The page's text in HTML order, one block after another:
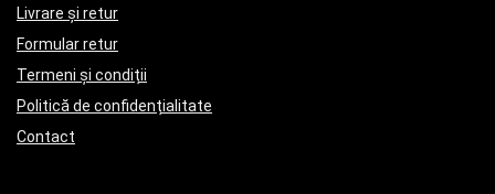
Livrare și retur
Formular retur
Termeni și condiții
Politică de confidențialitate
Contact